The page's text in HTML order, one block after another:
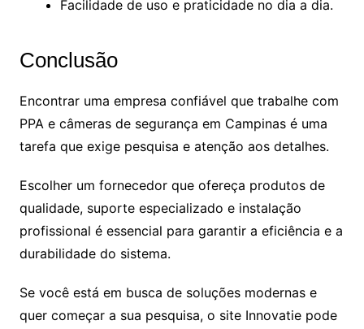
Facilidade de uso e praticidade no dia a dia.
Conclusão
Encontrar uma empresa confiável que trabalhe com
PPA e câmeras de segurança em Campinas é uma
tarefa que exige pesquisa e atenção aos detalhes.
Escolher um fornecedor que ofereça produtos de
qualidade, suporte especializado e instalação
profissional é essencial para garantir a eficiência e a
durabilidade do sistema.
Se você está em busca de soluções modernas e
quer começar a sua pesquisa, o site Innovatie pode